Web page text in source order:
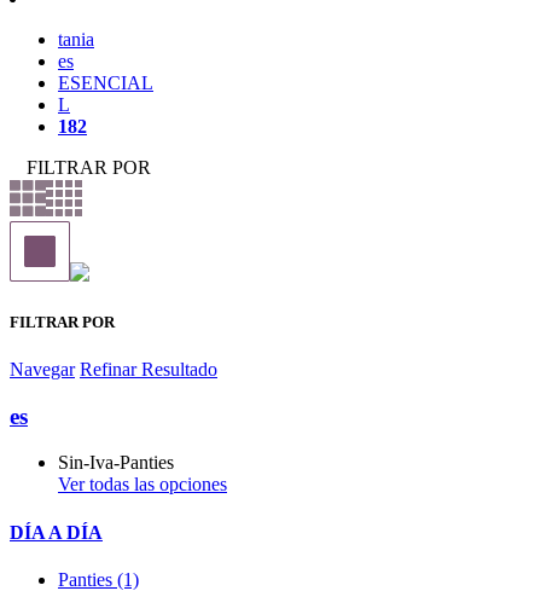
tania
es
ESENCIAL
L
182
FILTRAR POR
FILTRAR POR
Navegar Refinar Resultado
es
Sin-Iva-Panties
Ver todas las opciones
DÍA A DÍA
Panties (1)